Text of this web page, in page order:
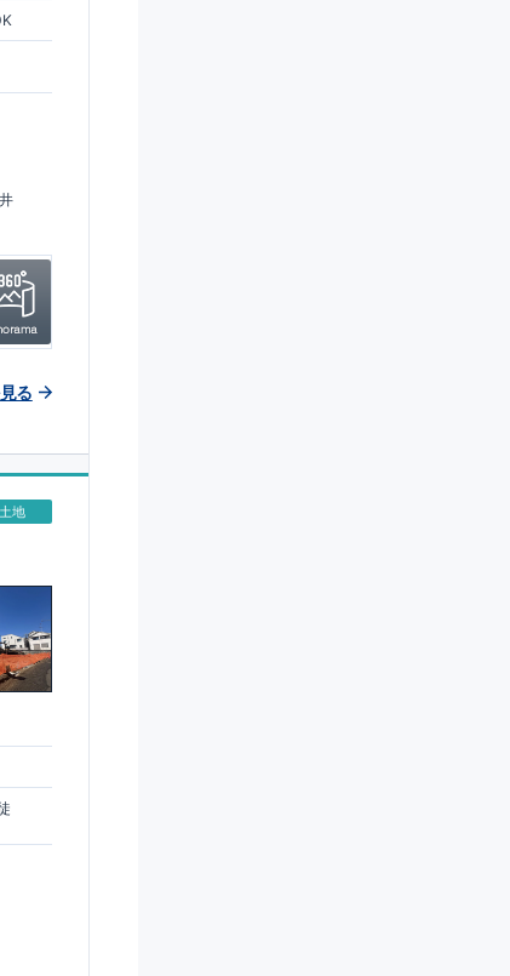
る
土地